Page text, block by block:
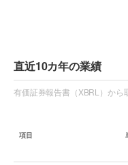
直近10カ年の業績
有価証券報告書（XBRL）から
項目